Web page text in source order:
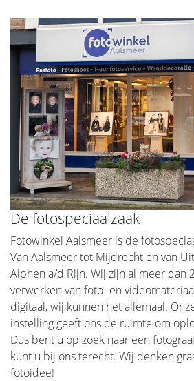
De fotospeciaalzaak
Fotowinkel Aalsmeer is de
Van Aalsmeer tot Mijdrecht en van
Alphen a/d Rijn. Wij zijn al meer dan
verwerken van foto- en
digitaal, wij kunnen het allemaal.
instelling geeft ons de ruimte om
Dus bent u op zoek naar een
kunt u bij ons terecht. Wij denken
fotoidee!